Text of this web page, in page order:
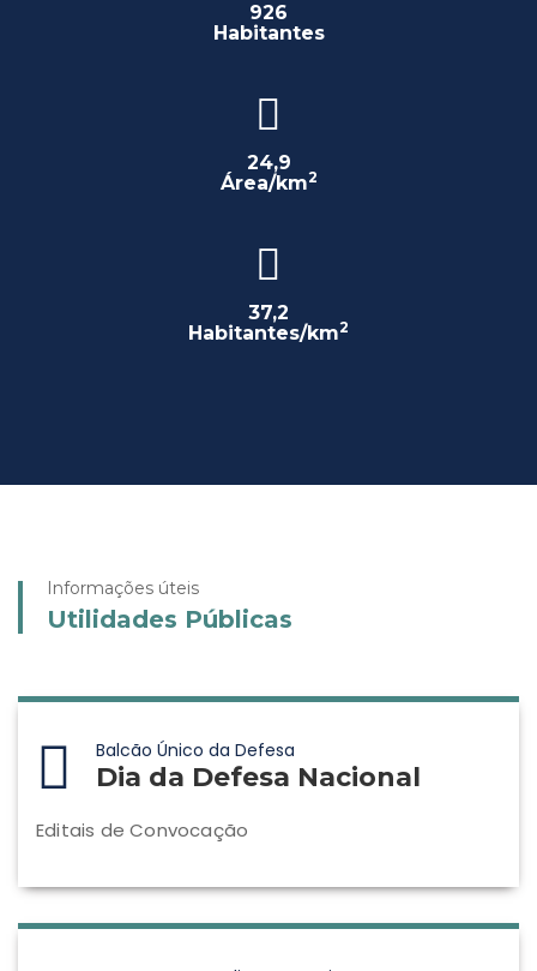
926
Habitantes
24,9
Área/km2
37,2
Habitantes/km2
Informações úteis
Utilidades Públicas
Balcão Único da Defesa
Dia da Defesa Nacional
Editais de Convocação